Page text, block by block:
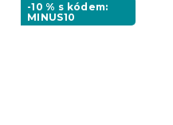
-10 % s kódem:
MINUS10